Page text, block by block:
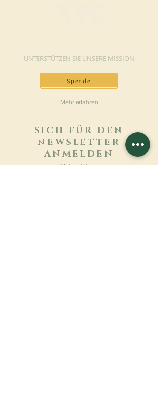
UNTERSTÜTZEN SIE UNSERE MISSION
Spende
Mehr erfahren
SICH FÜR DEN
NEWSLETTER
ANMELDEN
Mehr erfahren